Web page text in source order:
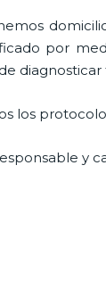
por
diagnosticar
los
y